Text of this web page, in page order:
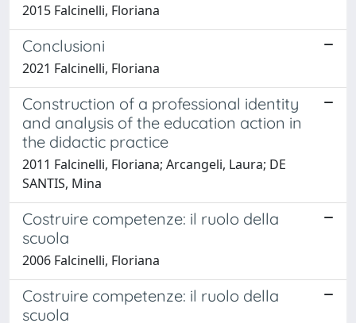
2015 Falcinelli, Floriana
Conclusioni
2021 Falcinelli, Floriana
Construction of a professional identity
and analysis of the education action in
the didactic practice
2011 Falcinelli, Floriana; Arcangeli, Laura; DE
SANTIS, Mina
Costruire competenze: il ruolo della
scuola
2006 Falcinelli, Floriana
Costruire competenze: il ruolo della
scuola